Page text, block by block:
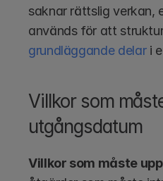
saknar rättslig verkan,
används för att
grundläggande delar i
Villkor som
utgångsdatum
Villkor som måste